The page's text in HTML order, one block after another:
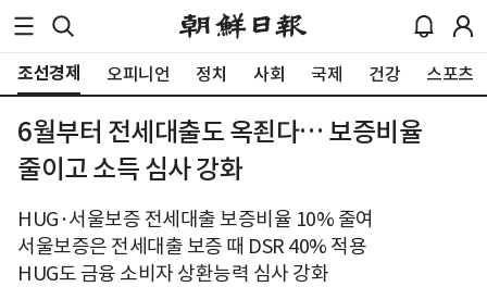
조선경제 오피니언 정치 사회 국제 건강 스포츠
6월부터 전세대출도 옥죈다… 보증비율
줄이고 소득 심사 강화
HUG·서울보증 전세대출 보증비율 10% 줄여
서울보증은 전세대출 보증 때 DSR 40% 적용
HUG도 금융 소비자 상환능력 심사 강화